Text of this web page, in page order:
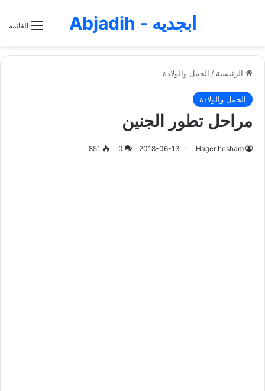
القائمة ابجديه - Abjadih
الرئيسية / الحمل والولادة
الحمل والولادة
مراحل تطور الجنين
Hager hesham
2018-06-13
0
851